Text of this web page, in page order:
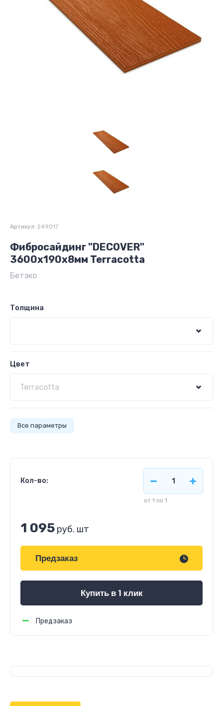
Артикул: 249017
Фибросайдинг "DECOVER"
3600x190x8мм Terracotta
Бетэко
Толщина
Цвет
Все параметры
Кол-во:
от 1 по 1
1 095 руб. шт
Предзаказ
Купить в 1 клик
Предзаказ